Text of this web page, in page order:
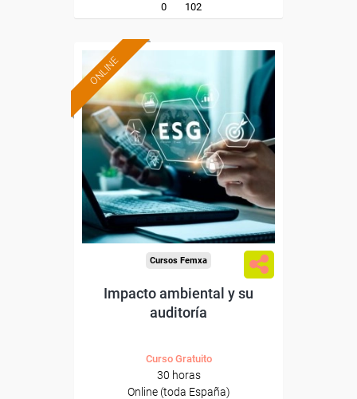
0 102
ONLINE
Formación 100%
subvencionada.
Para desempleados,
trabajadores y autónomos.
Sector
-Industria Química.
Cursos Femxa
Impacto ambiental y su
auditoría
Curso Gratuito
30 horas
Online (toda España)